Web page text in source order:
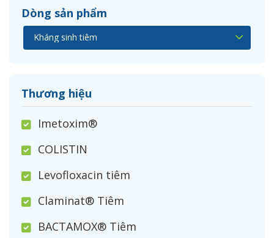
Dòng sản phẩm
Thương hiệu
Imetoxim®
COLISTIN
Levofloxacin tiêm
Claminat® Tiêm
BACTAMOX® Tiêm